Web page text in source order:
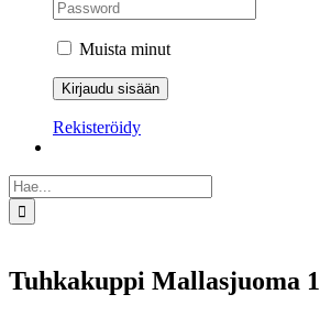
Muista minut
Rekisteröidy
Etsi
...
Tuhkakuppi Mallasjuoma